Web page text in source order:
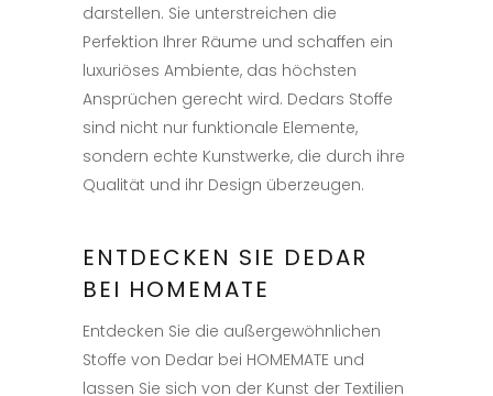
darstellen. Sie unterstreichen die
Perfektion Ihrer Räume und schaffen ein
luxuriöses Ambiente, das höchsten
Ansprüchen gerecht wird. Dedars Stoffe
sind nicht nur funktionale Elemente,
sondern echte Kunstwerke, die durch ihre
Qualität und ihr Design überzeugen.
ENTDECKEN SIE DEDAR
BEI HOMEMATE
Entdecken Sie die außergewöhnlichen
Stoffe von Dedar bei HOMEMATE und
lassen Sie sich von der Kunst der Textilien